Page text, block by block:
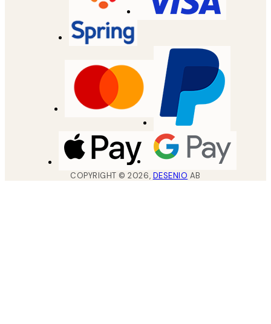
COPYRIGHT ©2026, DESENIO AB